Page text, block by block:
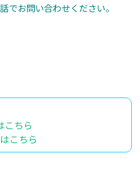
でお問い合わせください。
こちら
こちら